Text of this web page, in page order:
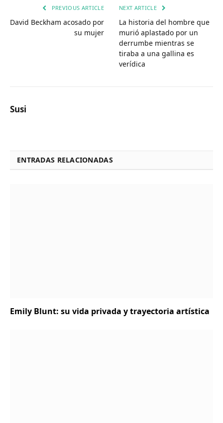
PREVIOUS ARTICLE
David Beckham acosado por
su mujer
NEXT ARTICLE
La historia del hombre que
murió aplastado por un
derrumbe mientras se
tiraba a una gallina es
verídica
Susi
ENTRADAS RELACIONADAS
Emily Blunt: su vida privada y trayectoria artística